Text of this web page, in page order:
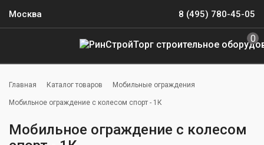
Москва 8 (495) 780-45-05
0
Главная Каталог товаров Мобильные ограждения
Мобильное ограждение с колесом спорт - 1К
Мобильное ограждение с колесом